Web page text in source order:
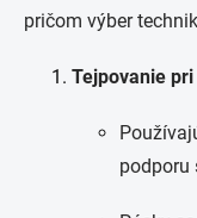
pričom výber
Tejpovanie
podporu